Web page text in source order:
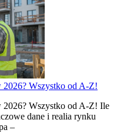
Wszystko od A-Z!
Wszystko od A-Z! Ile
dane i realia rynku
–